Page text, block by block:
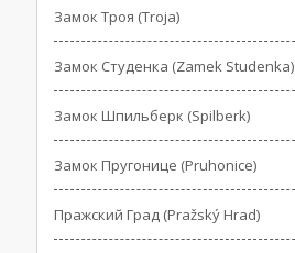
Замок Троя (Troja)
Замок Студенка (Zamek Studenka)
Замок Шпильберк (Spilberk)
Замок Пругонице (Pruhonice)
Пражский Град (Pražský Hrad)